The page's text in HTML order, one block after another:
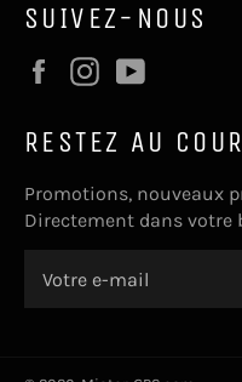
SUIVEZ-NOUS
FacebookInstagram
RESTEZ AU
Promotions, nouveaux
Directement dans votre